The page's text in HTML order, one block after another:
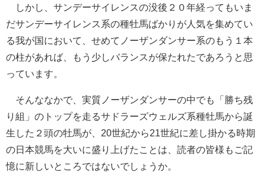
しかし、サンデーサイレンスの没後２０年経ってもいま
だサンデーサイレンス系の種牡馬ばかりが人気を集めてい
る我が国において、せめてノーザンダンサー系のもう１本
の柱があれば、もう少しバランスが保たれたであろうと思
っています。
そんななかで、実質ノーザンダンサーの中でも「勝ち残
り組」のトップを走るサドラーズウェルズ系種牡馬から誕
生した２頭の牡馬が、20世紀から21世紀に差し掛かる時期
の日本競馬を大いに盛り上げたことは、読者の皆様もご記
憶に新しいところではないでしょうか。